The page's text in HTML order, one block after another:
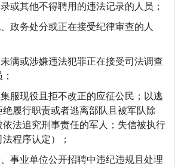
或其他不得聘用的违法记录的人员；
政务处分或正在接受纪律审查的人
满或涉嫌违法犯罪正在接受司法调查
服现役且拒不改正的应征公民；以逃
履行职责或者逃离部队且被军队除
法追究刑事责任的军人；失信被执行
程序认定）；
事业单位公开招聘中违纪违规且处理